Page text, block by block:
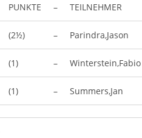
PUNKTE – TEILNEHMER
(2½) – Parindra,Jason
(1) – Winterstein,Fabio
(1) – Summers,Jan